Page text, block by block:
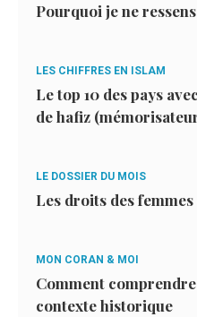
Pourquoi je ne
LES CHIFFRES EN ISLAM
Le top 10 des pays
de hafiz
LE DOSSIER DU MOIS
Les droits des
MON CORAN & MOI
Comment
contexte historique